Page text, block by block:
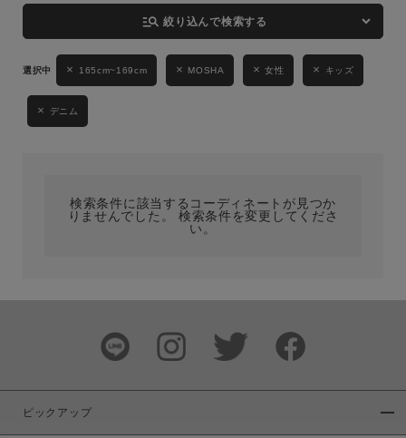
性別
MENS LADIES KIDS
ブランド
manage_search 絞り込んで検索する
165cm~169cm MOSHA 女性 キッズ
デニム
検索条件に該当するコーディネートが見つか
りませんでした。 検索条件を変更してくださ
い。
ピックアップ